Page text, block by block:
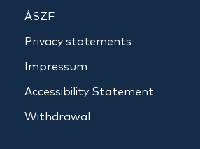
ÁSZF
Privacy statements
Impressum
Accessibility Statement
Withdrawal